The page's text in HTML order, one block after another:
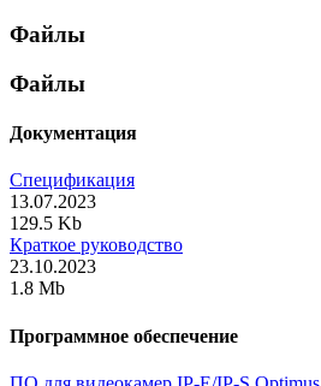
Файлы
Файлы
Документация
Спецификация
13.07.2023
129.5 Kb
Краткое руководство
23.10.2023
1.8 Mb
Программное обеспечение